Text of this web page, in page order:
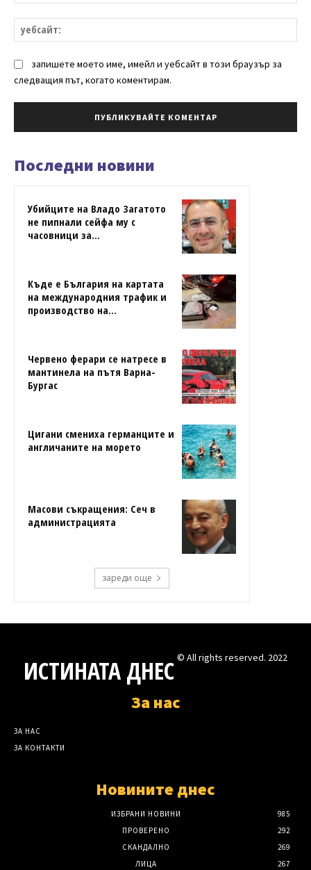
запишете моето име, имейл и уебсайт в този браузър за
следващия път, когато коментирам.
Последни новини
Убийците на Владо Загатото
не пипнали сейфа му с
часовници за...
Къде е България на картата
на международния трафик и
производство на...
Червено ферари се натресе в
мантинела на пътя Варна-
Бургас
Цигани смениха германците и
англичаните на морето
Масови съкращения: Сеч в
администрацията
зареди още
ИСТИНАТА ДНЕС © All rights reserved. 2022
За нас
ЗА НАС
ЗА КОНТАКТИ
Новините днес
ИЗБРАНИ НОВИНИ
985
ПРОВЕРЕНО
292
СКАНДАЛНО
269
ЛИЦА
267